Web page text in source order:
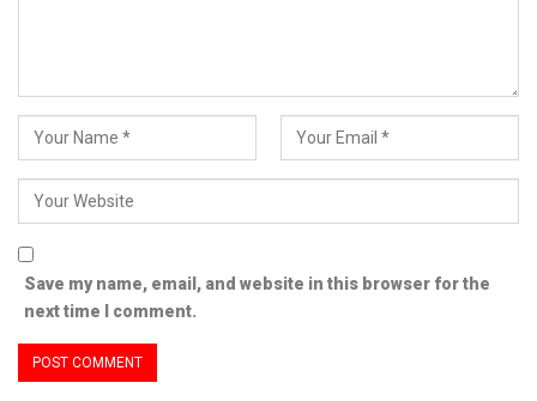
Save my name, email, and website in this browser for the
next time I comment.